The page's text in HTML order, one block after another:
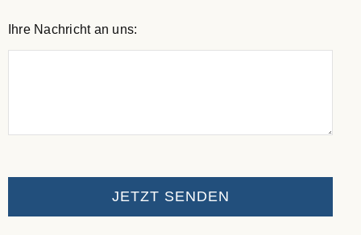
Ihre Nachricht an uns:
JETZT SENDEN